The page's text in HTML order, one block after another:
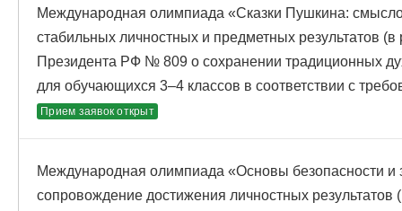
Международная олимпиада «Сказки Пушкина:
стабильных личностных и предметных результатов (в
Президента РФ № 809 о сохранении традиционных
для обучающихся 3–4 классов в соответствии с
Прием заявок открыт
Международная олимпиада «Основы безопасности
сопровождение достижения личностных результатов